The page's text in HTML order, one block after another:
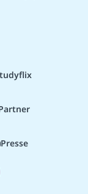
Presse